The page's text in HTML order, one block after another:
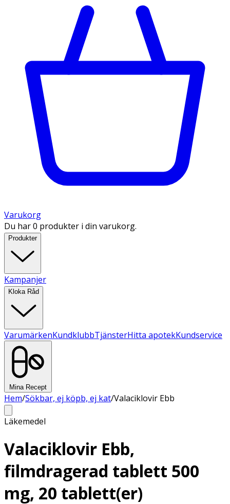
Varukorg
Du har 0 produkter i din varukorg.
Produkter
Kampanjer
Kloka Råd
VarumärkenKundklubbTjänsterHitta apotekKundservice
Mina Recept
Hem/Sökbar, ej köpb, ej kat/Valaciklovir Ebb
Läkemedel
Valaciklovir Ebb,
filmdragerad tablett 500
mg, 20 tablett(er)